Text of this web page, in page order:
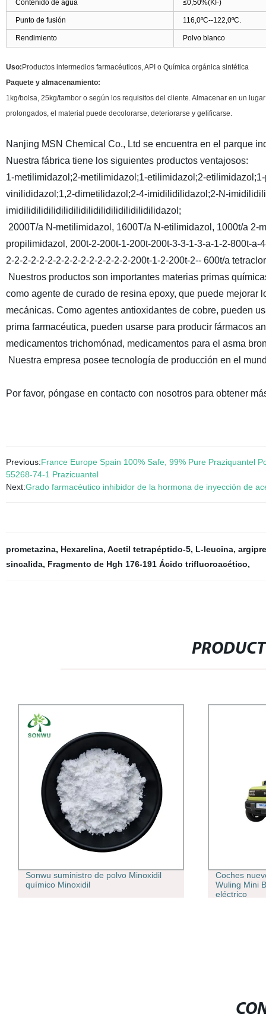
Contenido de agua ≤0,50%( KF)
Punto de fusión 116,0ºC--122,0ºC.
Rendimiento Polvo blanco
Uso:Productos intermedios farmacéuticos, API o Química orgánica sintética
Paquete y almacenamiento:
1kg/bolsa, 25kg/tambor o según los requisitos del cliente. Almacenar en un
prolongados, el material puede decolorarse, deteriorarse y gelificarse.
Nanjing MSN Chemical Co., Ltd se encuentra en el parque
Nuestra fábrica tiene los siguientes productos ventajosos:
1-metilimidazol;2-metilimidazol;1-etilimidazol;2-
vinilididazol;1,2-dimetilidazol;2-4-imidilidilidazol;2-N-
imidilidilidilidilidilidilidilidilidilidilidilidazol;
2000T/a N-metilimidazol, 1600T/a N-etilimidazol, 1000t/a
propilimidazol, 200t-2-200t-1-200t-200t-3-3-1-3-a-1-2-800t-
2-2-2-2-2-2-2-2-2-2-2-2-2-2-2-200t-1-2-200t-2-- 600t/a
Nuestros productos son importantes materias primas
como agente de curado de resina epoxy, que puede
mecánicas. Como agentes antioxidantes de cobre, pueden
prima farmacéutica, pueden usarse para producir fármacos
medicamentos trichomónad, medicamentos para el asma
Nuestra empresa posee tecnología de producción en el
Por favor, póngase en contacto con nosotros para obtener
Previous:France Europe Spain 100% Safe, 99% Pure Praziquantel
55268-74-1 Prazicuantel
Next:Grado farmacéutico inhibidor de la hormona de inyección de
prometazina, Hexarelina, Acetil tetrapéptido-5, L-leucina,
sincalida, Fragmento de Hgh 176-191 Ácido trifluoroacético,
Sonwu suministro de polvo Minoxidil
químico Minoxidil
Coches
Wuling Mini
eléctrico